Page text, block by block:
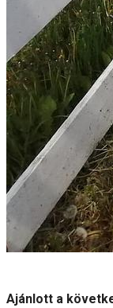
Ajánlott a